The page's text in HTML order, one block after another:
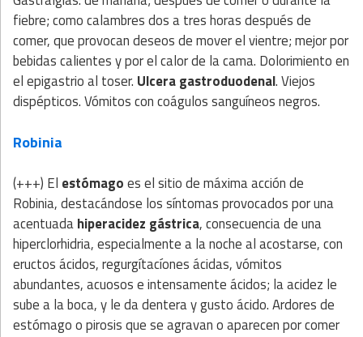
fiebre; como calambres dos a tres horas después de
comer, que provocan deseos de mover el vientre; mejor por
bebidas calientes y por el calor de la cama. Dolorimiento en
el epigastrio al toser. Ulcera gastroduodenal. Viejos
dispépticos. Vómitos con coágulos sanguíneos negros.
Robinia
(+++) El estómagoes el sitio de máxima acción de
Robinia, destacándose los síntomas provocados por una
acentuadahiperacidez gástrica, consecuencia de una
hiperclorhidria, especialmente a la noche al acostarse, con
eructos ácidos, regurgítacíones ácidas, vómitos
abundantes, acuosos e intensamente ácidos; la acidez le
sube a la boca, y le da dentera y gusto ácido. Ardores de
estómago o pirosis que se agravan o aparecen por comer